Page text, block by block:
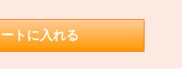
袖口